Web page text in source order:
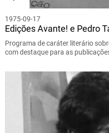
1975-09-17
Edições Avante! e Pedro
Programa de caráter literário
com destaque para as